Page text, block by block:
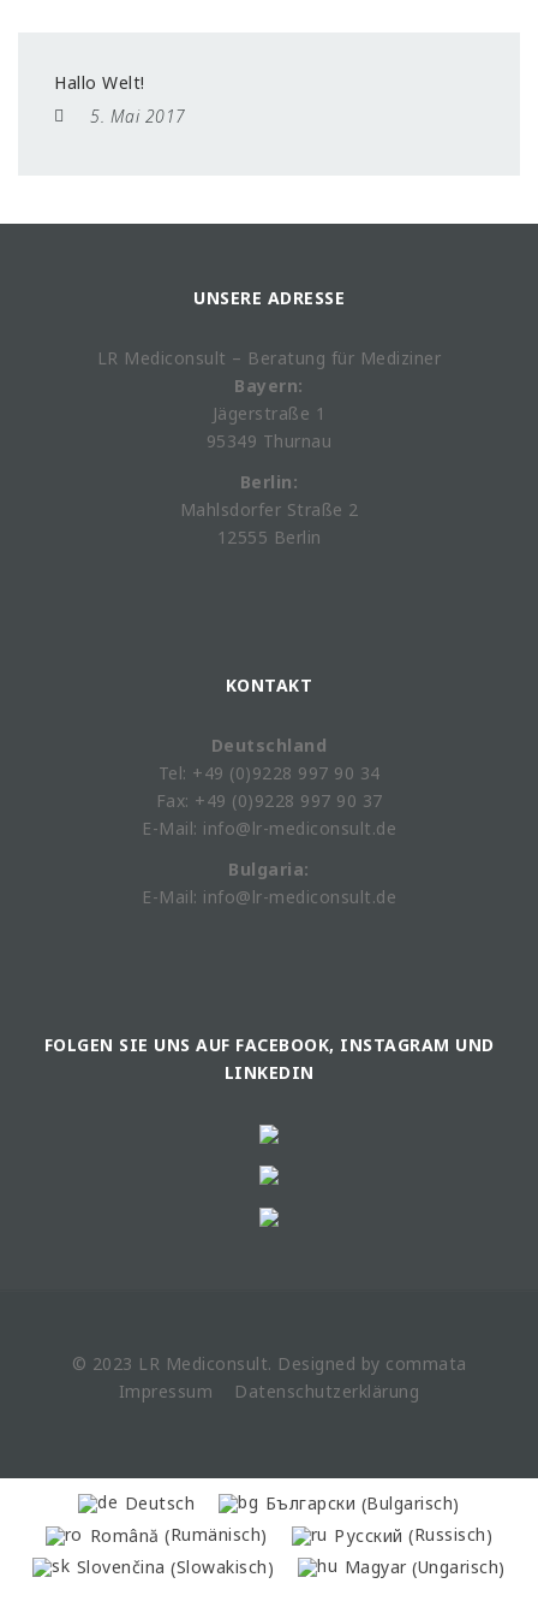
Hallo Welt!
5. Mai 2017
UNSERE ADRESSE
LR Mediconsult – Beratung für Mediziner
Bayern:
Jägerstraße 1
95349 Thurnau
Berlin:
Mahlsdorfer Straße 2
12555 Berlin
KONTAKT
Deutschland
Tel: +49 (0)9228 997 90 34
Fax: +49 (0)9228 997 90 37
E-Mail: info@lr-mediconsult.de
Bulgaria:
E-Mail: info@lr-mediconsult.de
FOLGEN SIE UNS AUF FACEBOOK, INSTAGRAM UND
LINKEDIN
© 2023 LR Mediconsult. Designed by commata
Impressum
Datenschutzerklärung
Deutsch Български (Bulgarisch)
Română (Rumänisch) Русский (Russisch)
Slovenčina (Slowakisch) Magyar(Ungarisch)